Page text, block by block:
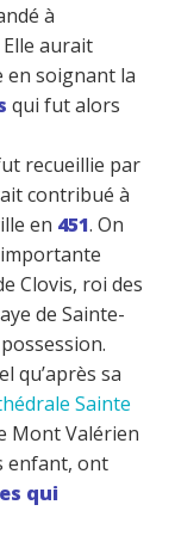
à
Elle aurait
en soignant la
qui fut alors
recueillie par
contribué à
en 451. On
Clovis, roi des
de Sainte-
qu’après sa
Sainte
Mont Valérien
enfant, ont
qui